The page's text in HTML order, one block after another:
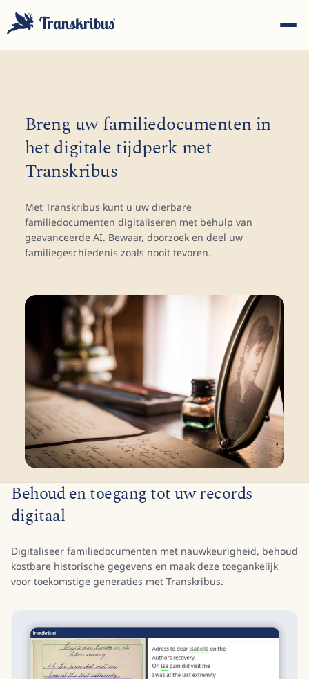
Begin met typen om te zoeken in modellen, sites en
blogberichten...
Breng uw familiedocumenten in
het digitale tijdperk met
Transkribus
Met Transkribus kunt u uw dierbare
familiedocumenten digitaliseren met behulp van
geavanceerde AI. Bewaar, doorzoek en deel uw
familiegeschiedenis zoals nooit tevoren.
Behoud en toegang tot uw records
digitaal
Digitaliseer familiedocumenten met nauwkeurigheid, behoud
kostbare historische gegevens en maak deze toegankelijk
voor toekomstige generaties met Transkribus.